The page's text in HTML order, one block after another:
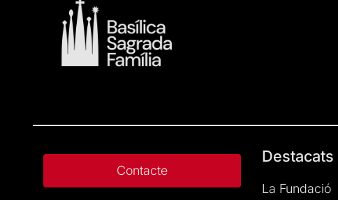
Contacte
Destacats
La Fundació